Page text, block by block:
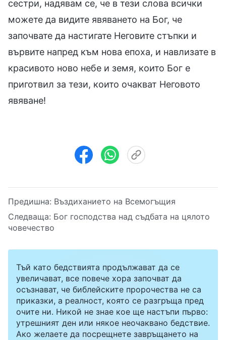
сестри, надявам се, че в тези слова всички
можете да видите явяването на Бог, че
започвате да настигате Неговите стъпки и
вървите напред към нова епоха, и навлизате в
красивото ново небе и земя, които Бог е
приготвил за тези, които очакват Неговото
явяване!
Предишна: Въздиханието на Всемогъщия
Следваща: Бог господства над съдбата на цялото
човечество
Тъй като бедствията продължават да се
увеличават, все повече хора започват да
осъзнават, че библейските пророчества не са
приказки, а реалност, която се разгръща пред
очите ни. Никой не знае кое ще настъпи първо:
утрешният ден или някое неочаквано бедствие.
Ако желаете да посрещнете завръщането на